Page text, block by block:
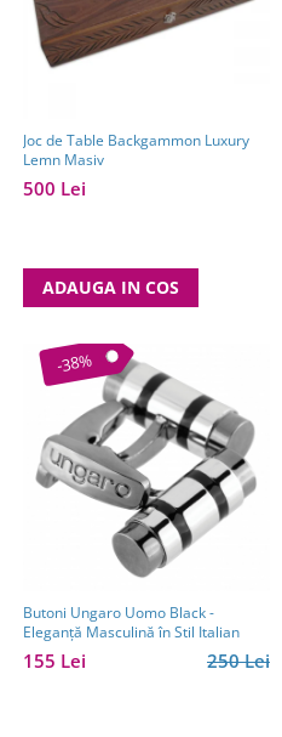
Joc de Table Backgammon Luxury
Lemn Masiv
500 Lei
ADAUGA IN COS
-38%
Butoni Ungaro Uomo Black -
Eleganță Masculină în Stil Italian
250 Lei
155 Lei